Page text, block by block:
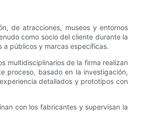
de atracciones, museos y entornos
como socio del cliente durante la
públicos y marcas específicas.
multidisciplinarios de la firma realizan
proceso, basado en la investigación,
detallados y prototipos con
con los fabricantes y supervisan la